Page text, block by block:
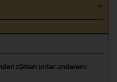
zählen unter anderem: